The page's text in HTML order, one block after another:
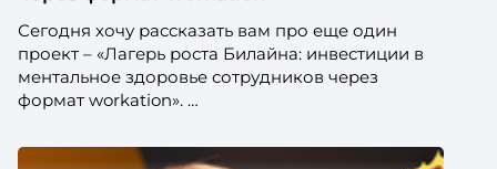
Сегодня хочу рассказать вам про еще один
проект – «Лагерь роста Билайна: инвестиции в
ментальное здоровье сотрудников через
формат workation».